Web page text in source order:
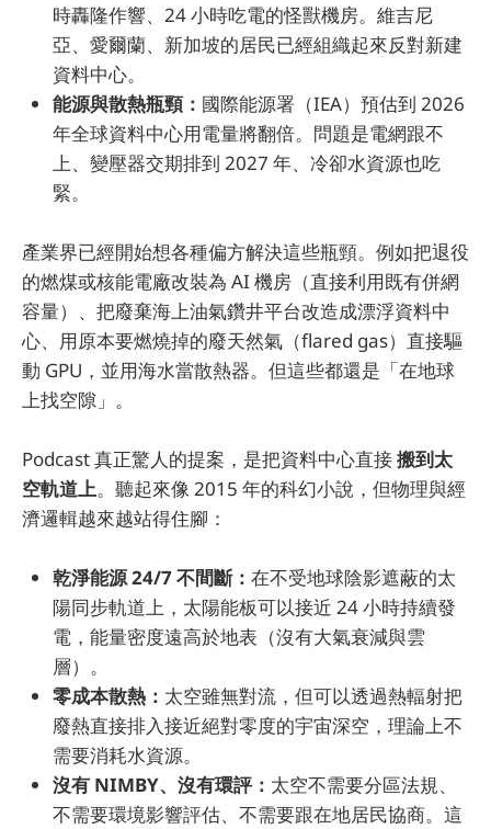
時轟隆作響、24 小時吃電的怪獸機房。維吉尼
亞、愛爾蘭、新加坡的居民已經組織起來反對新建
資料中心。
能源與散熱瓶頸： 國際能源署（IEA）預估到 2026
年全球資料中心用電量將翻倍。問題是電網跟不
上、變壓器交期排到 2027 年、冷卻水資源也吃
緊。
產業界已經開始想各種偏方解決這些瓶頸。例如把退役
的燃煤或核能電廠改裝為 AI 機房（直接利用既有併網
容量）、把廢棄海上油氣鑽井平台改造成漂浮資料中
心、用原本要燃燒掉的廢天然氣（flared gas）直接驅
動 GPU，並用海水當散熱器。但這些都還是「在地球
上找空隙」。
Podcast 真正驚人的提案，是把資料中心直接搬到太
空軌道上。聽起來像 2015 年的科幻小說，但物理與經
濟邏輯越來越站得住腳：
乾淨能源 24/7 不間斷： 在不受地球陰影遮蔽的太
陽同步軌道上，太陽能板可以接近 24 小時持續發
電，能量密度遠高於地表（沒有大氣衰減與雲
層）。
零成本散熱： 太空雖無對流，但可以透過熱輻射把
廢熱直接排入接近絕對零度的宇宙深空，理論上不
需要消耗水資源。
沒有 NIMBY、沒有環評： 太空不需要分區法規、
不需要環境影響評估、不需要跟在地居民協商。這